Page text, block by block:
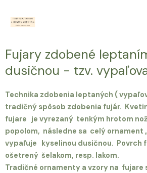
Fujary zdobené
dusičnou - tzv.
Technika zdobenia leptaných (
tradičný spôsob zdobenia fujár.
fujare je vyrezaný tenkým hrotom
popolom, následne sa celý ornament
vypaľuje kyselinou dusičnou. Povrch
ošetrený šelakom, resp. lakom.
Tradičné ornamenty a vzory na fujare